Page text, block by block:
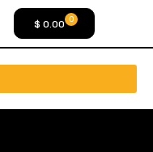
$ 0.00 0